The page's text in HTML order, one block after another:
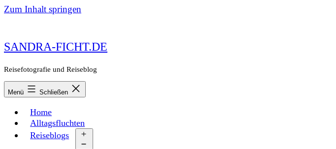
Zum Inhalt springen
SANDRA-FICHT.DE
Reisefotografie und Reiseblog
Menü Schließen
Home
Alltagsfluchten
Reiseblogs